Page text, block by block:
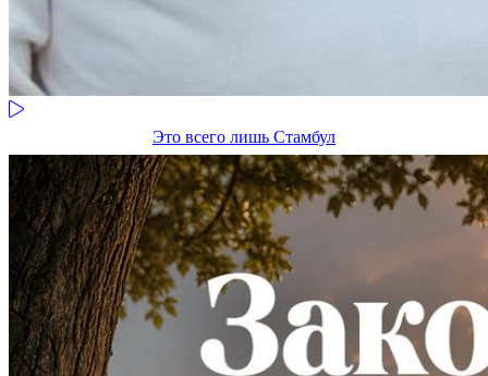
Это всего лишь Стамбул